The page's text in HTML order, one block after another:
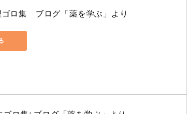
ロ集　ブログ「薬を学ぶ」より